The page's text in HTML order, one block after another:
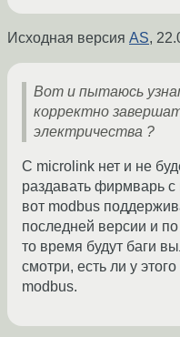
Исходная версия AS,
Вот и пытаюсь
корректно
электричества ?
С microlink нет и не
раздавать фирмварь
вот modbus
последней версии и
то время будут баги
смотри, есть ли у
modbus.